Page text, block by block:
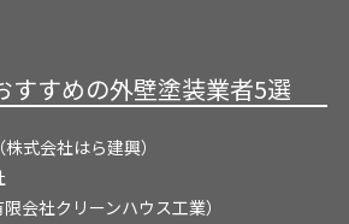
すすめの外壁塗装業者5選
式会社はら建興）
会社クリーンハウス工業）